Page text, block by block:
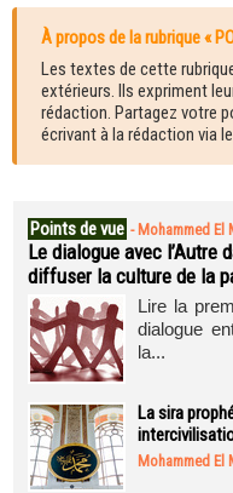
À propos de la rubrique «
Les textes de cette
extérieurs. Ils expriment
rédaction. Partagez votre
écrivant à la rédaction via le
Points de vue - Mohammed El
Le dialogue avec l’Autre
diffuser la culture de la
Lire la
dialogue
la...
La sira
Mohammed El